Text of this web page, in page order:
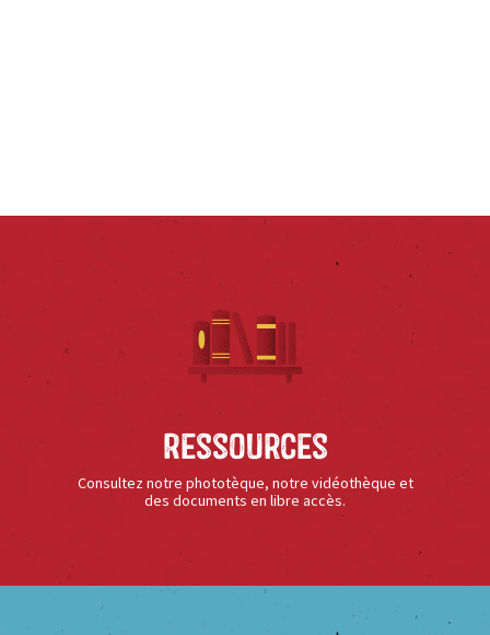
Ressources
Consultez notre phototèque, notre vidéothèque et
des documents en libre accès.